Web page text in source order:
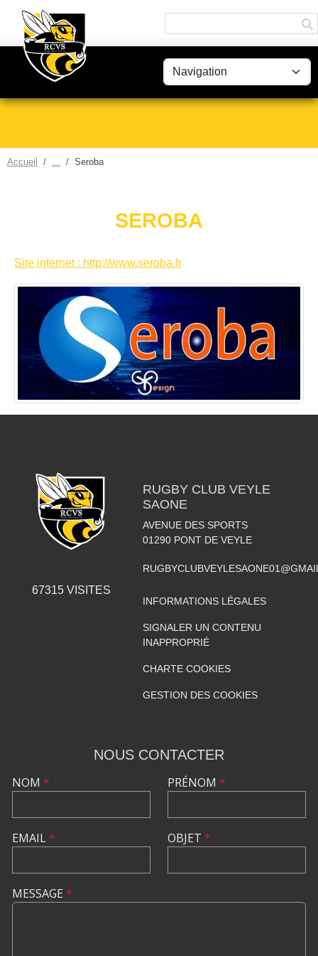
Accueil Seroba
SEROBA
Site internet : http://www.seroba.fr
67315VISITES
RUGBY CLUB VEYLE
SAONE
AVENUE DES SPORTS
01290 PONT DE VEYLE
INFORMATIONS LÉGALES
SIGNALER UN CONTENU
INAPPROPRIÉ
CHARTE COOKIES
GESTION DES COOKIES
NOUS CONTACTER
NOM *
EMAIL*
PRÉNOM *
OBJET *
MESSAGE *
Panneau de gestion des cookies